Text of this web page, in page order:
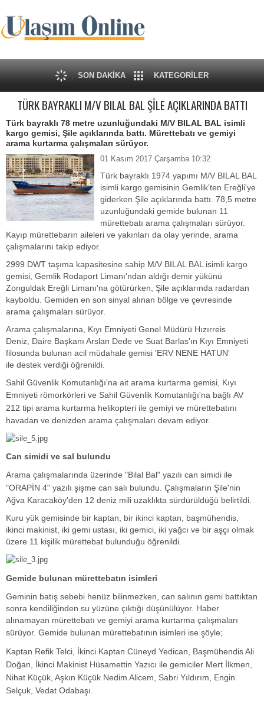
SON DAKİKA KATEGORİLER
TÜRK BAYRAKLI M/V BILAL BAL ŞİLE AÇIKLARINDA BATTI
Türk bayraklı 78 metre uzunluğundaki M/V BILAL BAL isimli
kargo gemisi, Şile açıklarında battı. Mürettebatı ve gemiyi
arama kurtarma çalışmaları sürüyor.
01 Kasım 2017 Çarşamba 10:32
Türk bayraklı 1974 yapımı M/V BILAL BAL
isimli kargo gemisinin Gemlik'ten Ereğli'ye
giderken Şile açıklarında battı. 78,5 metre
uzunluğundaki gemide bulunan 11
mürettebatı arama çalışmaları sürüyor.
Kayıp mürettebarın aileleri ve yakınları da olay yerinde, arama
çalışmalarını takip ediyor.
2999 DWT taşıma kapasitesine sahip M/V BILAL BAL isimli kargo
gemisi, Gemlik Rodaport Limanı'ndan aldığı demir yükünü
Zonguldak Ereğli Limanı'na götürürken, Şile açıklarında radardan
kayboldu. Gemiden en son sinyal alınan bölge ve çevresinde
arama çalışmaları sürüyor.
Arama çalışmalarına, Kıyı Emniyeti Genel Müdürü Hızırreis
Deniz, Daire Başkanı Arslan Dede ve Suat Barlas'ın​ Kıyı Emniyeti
filosunda bulunan acil müdahale gemisi 'ERV NENE HATUN'
ile destek verdiği öğrenildi.
Sahil Güvenlik Komutanlığı'na ait arama kurtarma gemisi, Kıyı
Emniyeti römorkörleri ve Sahil Güvenlik Komutanlığı'na bağlı AV
212 tipi arama kurtarma helikopteri ile gemiyi ve mürettebatını
havadan ve denizden arama çalışmaları devam ediyor.
Can simidi ve sal bulundu
Arama çalışmalarında üzerinde "Bilal Bal" yazılı can simidi ile
"ORAPİN 4" yazılı şişme can salı bulundu. Çalışmaların Şile'nin
Ağva Karacaköy'den 12 deniz mili uzaklıkta sürdürüldüğü belirtildi.
Kuru yük gemisinde bir kaptan, bir ikinci kaptan, başmühendis,
ikinci makinist, iki gemi ustası, iki gemici, iki yağcı ve bir aşçı olmak
üzere 11 kişilik mürettebat bulunduğu öğrenildi.
Gemide bulunan mürettebatın isimleri
Geminin batış sebebi henüz bilinmezken, can salının gemi battıktan
sonra kendiliğinden su yüzüne çıktığı düşünülüyor. Haber
alınamayan mürettebatı ve gemiyi arama kurtarma çalışmaları
sürüyor. Gemide bulunan mürettebatının isimleri ise şöyle;
Kaptan Refik Telci, İkinci Kaptan Cüneyd Yedican, Başmühendis Ali
Doğan, İkinci Makinist Hüsamettin Yazıcı ile gemiciler Mert İlkmen,
Nihat Küçük, Aşkın Küçük Nedim Alicem, Sabri Yıldırım, Engin
Selçuk, Vedat Odabaşı.